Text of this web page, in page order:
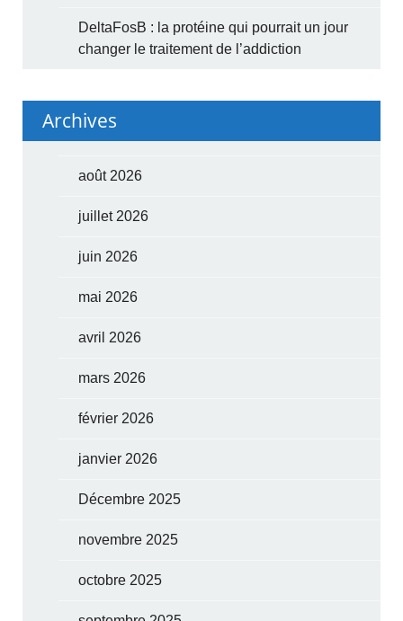
DeltaFosB : la protéine qui pourrait un jour
changer le traitement de l’addiction
Archives
août 2026
juillet 2026
juin 2026
mai 2026
avril 2026
mars 2026
février 2026
janvier 2026
Décembre 2025
novembre 2025
octobre 2025